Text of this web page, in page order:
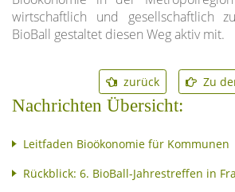
wirtschaftlich und gesellschaftlich
BioBall gestaltet diesen Weg aktiv mit.
zurück Zu
Nachrichten Übersicht:
Leitfaden Bioökonomie für Kommunen
Rückblick: 6. BioBall-Jahrestreffen in